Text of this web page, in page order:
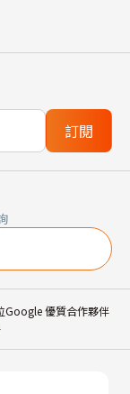
訂閱
Google 優質合作夥伴